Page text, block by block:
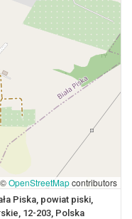
OpenStreetMapcontributors
Piska, powiat piski,
12-203, Polska